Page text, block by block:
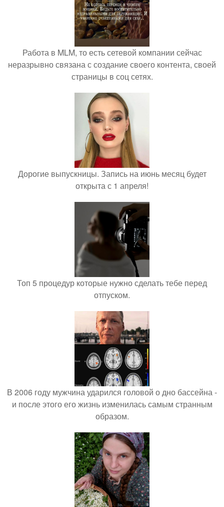
Работа в MLM, то есть сетевой компании сейчас
неразрывно связана с создание своего контента, своей
страницы в соц сетях.
Дорогие выпускницы. Запись на июнь месяц будет
открыта с 1 апреля!
Топ 5 процедур которые нужно сделать тебе перед
отпуском.
В 2006 году мужчина ударился головой о дно бассейна -
и после этого его жизнь изменилась самым странным
образом.